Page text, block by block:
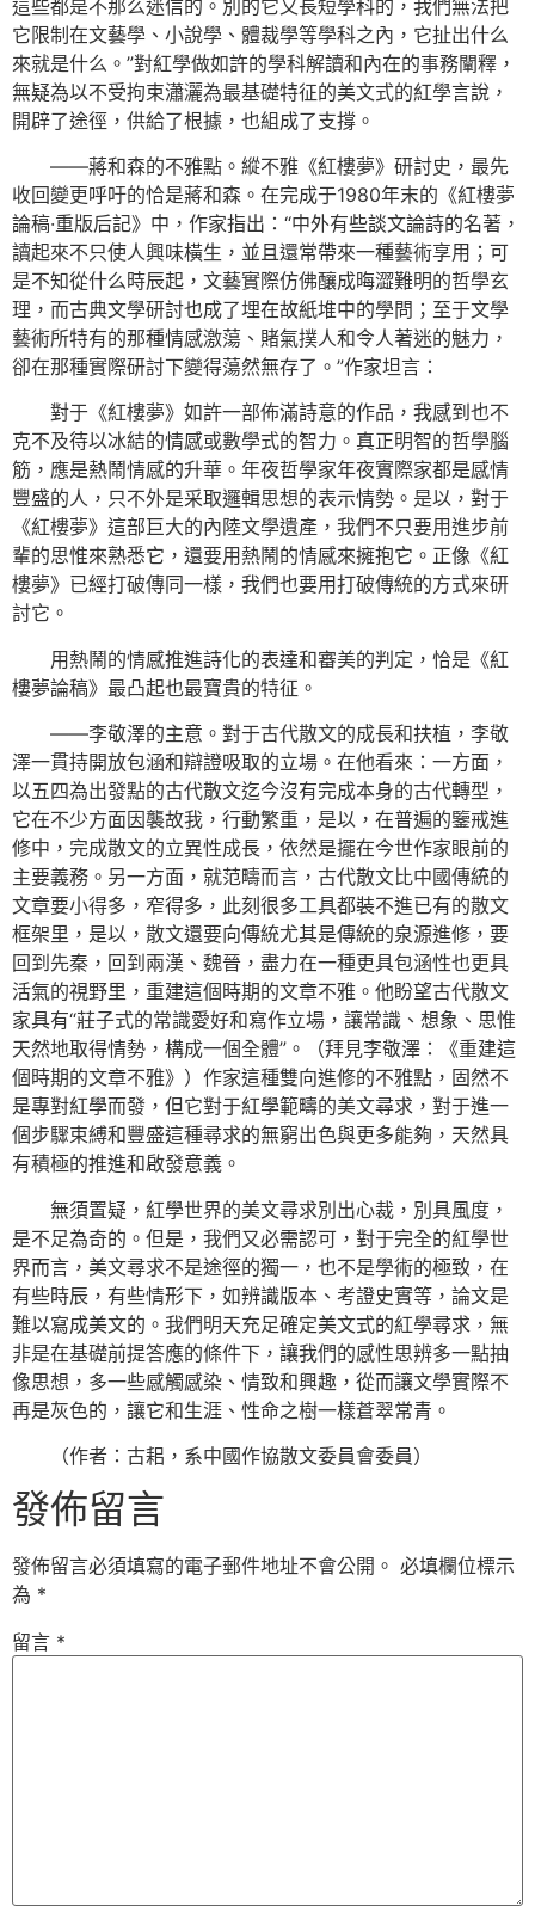
這些都是不那么迷信的。別的它又長短學科的，我們無法把
它限制在文藝學、小說學、體裁學等學科之內，它扯出什么
來就是什么。”對紅學做如許的學科解讀和內在的事務闡釋，
無疑為以不受拘束瀟灑為最基礎特征的美文式的紅學言說，
開辟了途徑，供給了根據，也組成了支撐。
——蔣和森的不雅點。縱不雅《紅樓夢》研討史，最先
收回變更呼吁的恰是蔣和森。在完成于1980年末的《紅樓夢
論稿·重版后記》中，作家指出：“中外有些談文論詩的名著，
讀起來不只使人興味橫生，並且還常帶來一種藝術享用；可
是不知從什么時辰起，文藝實際仿佛釀成晦澀難明的哲學玄
理，而古典文學研討也成了埋在故紙堆中的學問；至于文學
藝術所特有的那種情感激蕩、賭氣撲人和令人著迷的魅力，
卻在那種實際研討下變得蕩然無存了。”作家坦言：
對于《紅樓夢》如許一部佈滿詩意的作品，我感到也不
克不及待以冰結的情感或數學式的智力。真正明智的哲學腦
筋，應是熱鬧情感的升華。年夜哲學家年夜實際家都是感情
豐盛的人，只不外是采取邏輯思想的表示情勢。是以，對于
《紅樓夢》這部巨大的內陸文學遺產，我們不只要用進步前
輩的思惟來熟悉它，還要用熱鬧的情感來擁抱它。正像《紅
樓夢》已經打破傳同一樣，我們也要用打破傳統的方式來研
討它。
用熱鬧的情感推進詩化的表達和審美的判定，恰是《紅
樓夢論稿》最凸起也最寶貴的特征。
——李敬澤的主意。對于古代散文的成長和扶植，李敬
澤一貫持開放包涵和辯證吸取的立場。在他看來：一方面，
以五四為出發點的古代散文迄今沒有完成本身的古代轉型，
它在不少方面因襲故我，行動繁重，是以，在普遍的鑒戒進
修中，完成散文的立異性成長，依然是擺在今世作家眼前的
主要義務。另一方面，就范疇而言，古代散文比中國傳統的
文章要小得多，窄得多，此刻很多工具都裝不進已有的散文
框架里，是以，散文還要向傳統尤其是傳統的泉源進修，要
回到先秦，回到兩漢、魏晉，盡力在一種更具包涵性也更具
活氣的視野里，重建這個時期的文章不雅。他盼望古代散文
家具有“莊子式的常識愛好和寫作立場，讓常識、想象、思惟
天然地取得情勢，構成一個全體”。（拜見李敬澤：《重建這
個時期的文章不雅》）作家這種雙向進修的不雅點，固然不
是專對紅學而發，但它對于紅學範疇的美文尋求，對于進一
個步驟束縛和豐盛這種尋求的無窮出色與更多能夠，天然具
有積極的推進和啟發意義。
無須置疑，紅學世界的美文尋求別出心裁，別具風度，
是不足為奇的。但是，我們又必需認可，對于完全的紅學世
界而言，美文尋求不是途徑的獨一，也不是學術的極致，在
有些時辰，有些情形下，如辨識版本、考證史實等，論文是
難以寫成美文的。我們明天充足確定美文式的紅學尋求，無
非是在基礎前提答應的條件下，讓我們的感性思辨多一點抽
像思想，多一些感觸感染、情致和興趣，從而讓文學實際不
再是灰色的，讓它和生涯、性命之樹一樣蒼翠常青。
（作者：古耜，系中國作協散文委員會委員）
發佈留言
發佈留言必須填寫的電子郵件地址不會公開。 必填欄位標示
為 *
留言 *